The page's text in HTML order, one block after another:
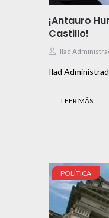
¡Antauro
Castillo!
Ilad
Ilad
LEER MÁS
POLÍTICA